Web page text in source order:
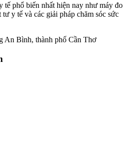
tế phổ biến nhất hiện nay như máy đo
y tế và các giải pháp chăm sóc sức
An Bình, thành phố Cần Thơ